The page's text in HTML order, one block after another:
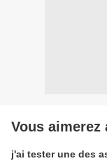
Vous aimerez
j'ai tester une des